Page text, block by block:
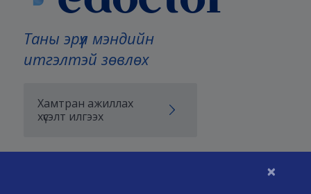
×
Таны эрүүл мэндийн
итгэлтэй зөвлөх
Хамтран ажиллах
хүсэлт илгээх